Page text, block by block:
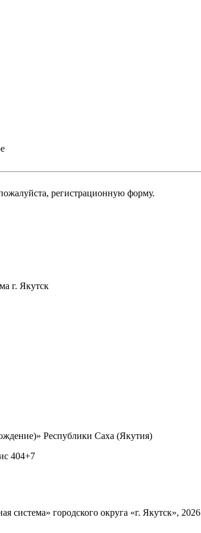
регистрационную форму.
г. Якутск
Республики Саха (Якутия)
404+7
система» городского округа «г. Якутск», 2026